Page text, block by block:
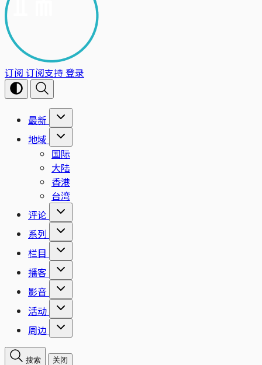
订阅 订阅支持登录
最新
地域
国际
大陆
香港
台湾
评论
系列
栏目
播客
影音
活动
周边
搜索 关闭